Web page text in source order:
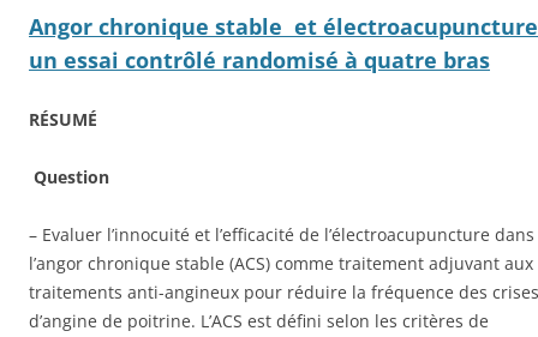
Angor chronique stable et
un essai contrôlé randomisé à quatre bras
RÉSUMÉ
Question
– Evaluer l’innocuité et l’efficacité de l’électroacupuncture dans
l’angor chronique stable (ACS) comme traitement adjuvant aux
traitements anti-angineux pour réduire la fréquence des crises
d’angine de poitrine. L’ACS est défini selon les critères de